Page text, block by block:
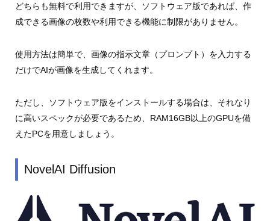
どちらも無料で利用できますが、ソフトウェア版であれば、作
成できる画像の枚数や利用できる機能に制限がありません。
使用方法は簡単で、画像の指示文章（プロンプト）を入力する
だけでAIが画像を生成してくれます。
ただし、ソフトウェア版をインストールする場合は、それなり
に高いスペックが必要であるため、RAM16GB以上のGPUを備
えたPCを用意しましょう。
NovelAI Diffusion